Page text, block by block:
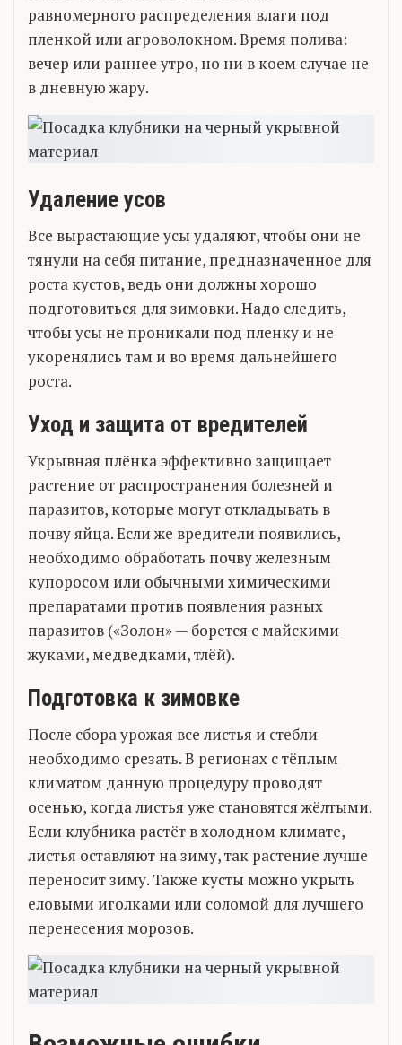
равномерного распределения влаги под
пленкой или агроволокном. Время полива:
вечер или раннее утро, но ни в коем случае не
в дневную жару.
Удаление усов
Все вырастающие усы удаляют, чтобы они не
тянули на себя питание, предназначенное для
роста кустов, ведь они должны хорошо
подготовиться для зимовки. Надо следить,
чтобы усы не проникали под пленку и не
укоренялись там и во время дальнейшего
роста.
Уход и защита от вредителей
Укрывная плёнка эффективно защищает
растение от распространения болезней и
паразитов, которые могут откладывать в
почву яйца. Если же вредители появились,
необходимо обработать почву железным
купоросом или обычными химическими
препаратами против появления разных
паразитов («Золон» — борется с майскими
жуками, медведками, тлёй).
Подготовка к зимовке
После сбора урожая все листья и стебли
необходимо срезать. В регионах с тёплым
климатом данную процедуру проводят
осенью, когда листья уже становятся жёлтыми.
Если клубника растёт в холодном климате,
листья оставляют на зиму, так растение лучше
переносит зиму. Также кусты можно укрыть
еловыми иголками или соломой для лучшего
перенесения морозов.